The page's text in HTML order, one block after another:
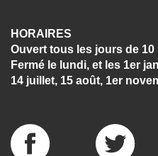
HORAIRES
Ouvert tous les jours de 10
Fermé le lundi, et les 1er
14 juillet, 15 août, 1er